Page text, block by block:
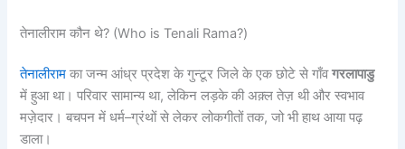
तेनालीराम कौन थे? (Who is Tenali Rama?)
तेनालीराम का जन्म आंध्र प्रदेश के गुन्टूर जिले के एक छोटे से गाँवगरलापाडु
में हुआ था। परिवार सामान्य था, लेकिन लड़के की अक़्ल तेज़ थी और स्वभाव
मज़ेदार। बचपन में धर्म–ग्रंथों से लेकर लोकगीतों तक, जो भी हाथ आया पढ़
डाला।